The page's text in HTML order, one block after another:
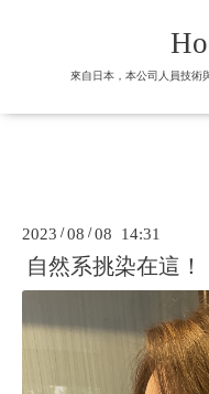
來自日本，本公司人員技術
2023 /08 /08 14:31
自然系挑染在這！